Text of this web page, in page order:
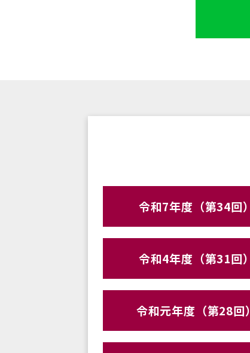
令和7年度（第34回）
令和4年度（第31回）
令和元年度（第28回）